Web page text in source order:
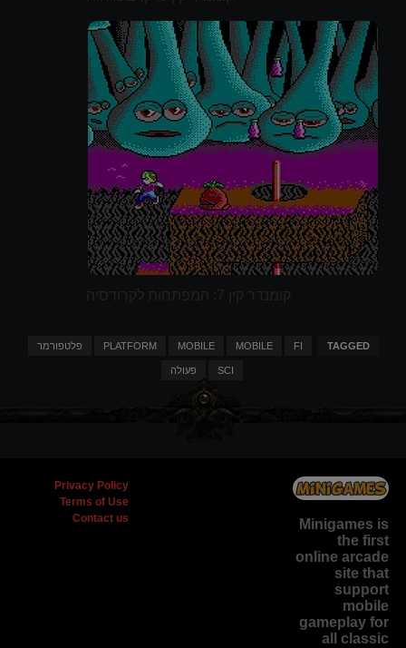
TAGGED
FI
MOBILE
MOBILE
PLATFORM פלטפורמר
SCI פעולה
Minigames is
the first
online arcade
site that
support
mobile
gameplay for
all classic
Privacy Policy
Terms of Use
Contact us